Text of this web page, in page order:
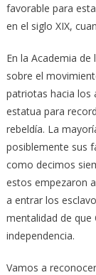
favorable para
en el siglo XIX,
En la Academia
sobre el
patriotas hacia los
estatua para
rebeldía. La
posiblemente sus
como decimos
estos empezaron
a entrar los
mentalidad de que
independencia.
Vamos a